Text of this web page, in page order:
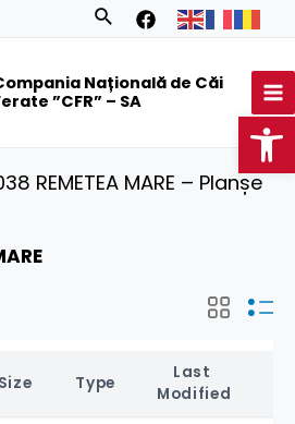
Search
Națională de Căi
”CFR” – SA
REMETEA MARE – Planșe
Size Type
Last
Modified